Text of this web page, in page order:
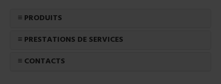
≡ PRODUITS
≡ PRESTATIONS DE SERVICES
≡ CONTACTS